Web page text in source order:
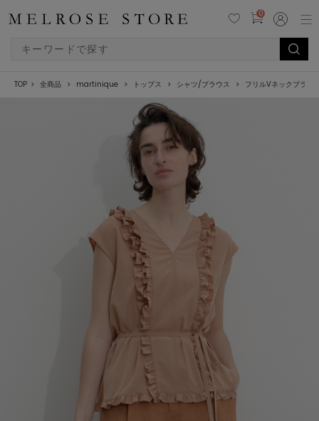
0
TOP 全商品 martinique トップス シャツ/ブラウス フリルVネックブラウ